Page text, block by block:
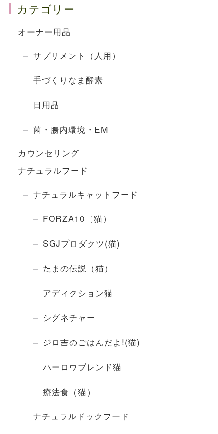
カテゴリー
オーナー用品
サプリメント（人用）
手づくりなま酵素
日用品
菌・腸内環境・EM
カウンセリング
ナチュラルフード
ナチュラルキャットフード
FORZA10（猫）
SGJプロダクツ(猫)
たまの伝説（猫）
アディクション猫
シグネチャー
ジロ吉のごはんだよ!(猫)
ハーロウブレンド猫
療法食（猫）
ナチュラルドックフード